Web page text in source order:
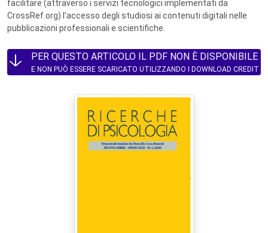
facilitare (attraverso i servizi tecnologici implementati da
CrossRef.org) l’accesso degli studiosi ai contenuti digitali nelle
pubblicazioni professionali e scientifiche.
PER QUESTO ARTICOLO IL PDF NON È DISPONIBILE
E NON PUÒ ESSERE SCARICATO UTILIZZANDO I DOWNLOAD CREDIT